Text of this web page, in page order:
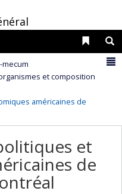
Liens
mecum
et composition
américaines de
et
de